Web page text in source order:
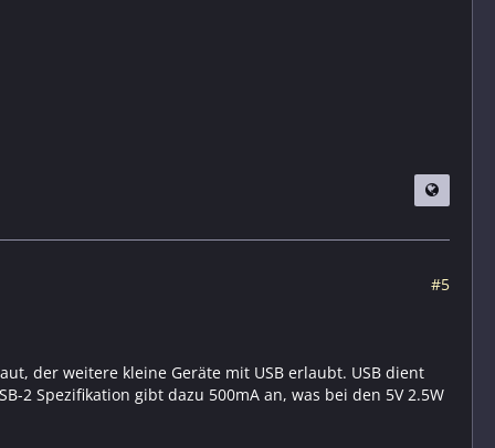
#5
der weitere kleine Geräte mit USB erlaubt. USB dient
2 Spezifikation gibt dazu 500mA an, was bei den 5V 2.5W